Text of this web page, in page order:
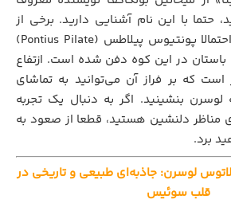
حتما با این نام آشنایی دارید. برخی از
محققان اعتقاد دارند احتمالا پونتیوس پیلاطس (Pontius Pilate)
باستان در این کوه دفن شده است. ازتفاع
متر است که بر فراز آن می‌توانید به تماشای
لوسرن بنشینید. اگر به دنبال یک تجربه‌
مناظر دلنشین هستید، قطعا از صعود به
برد.
لوسرن: جاذبه‌ای طبیعی و تاریخی در
قلب سوئیس